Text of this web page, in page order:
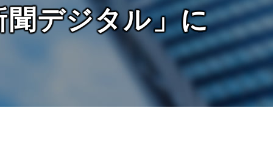
聞デジタル」に